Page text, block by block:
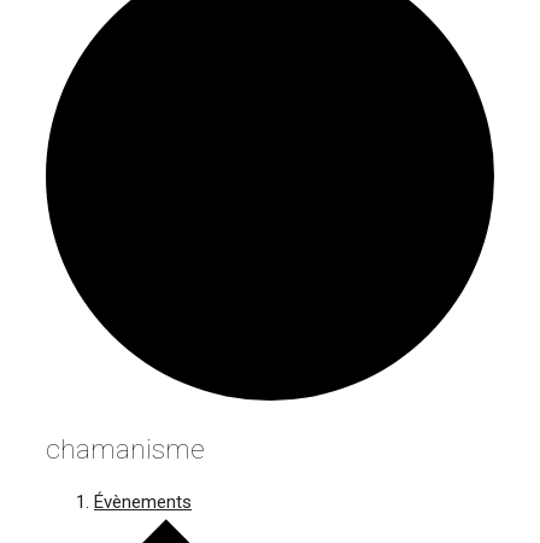
chamanisme
Évènements